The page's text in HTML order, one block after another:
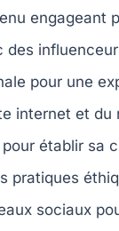
engageant
des
pour une
internet et du
pour établir sa
pratiques
sociaux